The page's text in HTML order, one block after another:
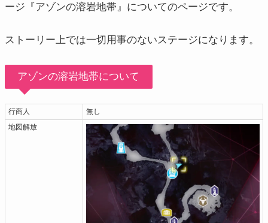
ージ『アゾンの溶岩地帯』についてのページです。
ストーリー上では一切用事のないステージになります。
アゾンの溶岩地帯について
行商人
無し
地図解放